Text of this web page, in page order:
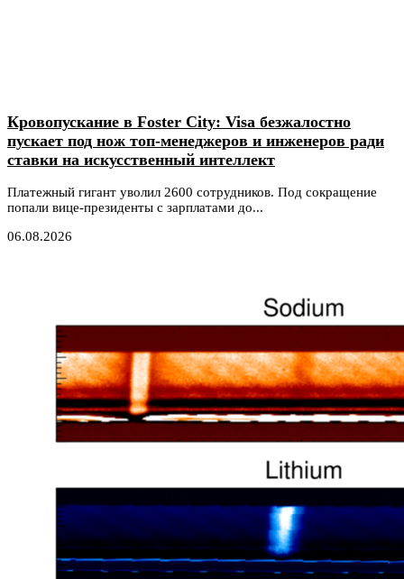
Кровопускание в Foster City: Visa безжалостно
пускает под нож топ-менеджеров и инженеров ради
ставки на искусственный интеллект
Платежный гигант уволил 2600 сотрудников. Под сокращение
попали вице-президенты с зарплатами до...
06.08.2026